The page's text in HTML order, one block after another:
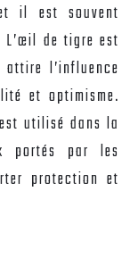
il est souvent
de tigre est
l’influence
et optimisme.
utilisé dans la
portés par les
protection et